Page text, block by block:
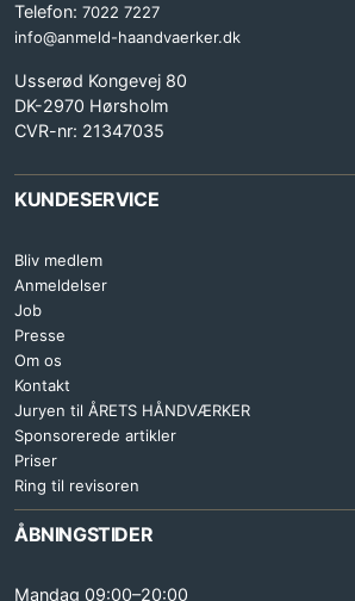
Telefon: 7022 7227
info@anmeld-haandvaerker.dk
Usserød Kongevej 80
DK-2970 Hørsholm
CVR-nr: 21347035
KUNDESERVICE
Bliv medlem
Anmeldelser
Job
Presse
Om os
Kontakt
Juryen til ÅRETS HÅNDVÆRKER
Sponsorerede artikler
Priser
Ring til revisoren
ÅBNINGSTIDER
Mandag 09:00–20:00